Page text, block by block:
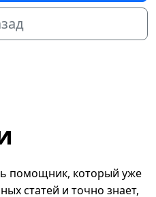
помощник, который уже
статей и точно знает,